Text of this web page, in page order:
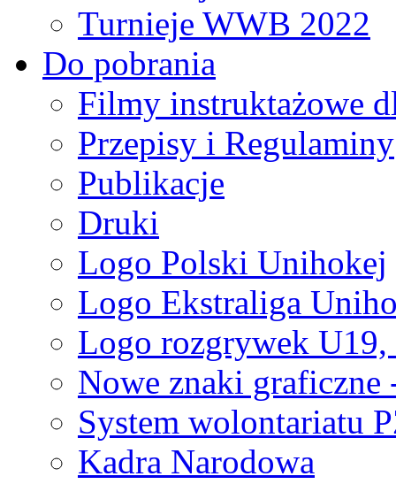
Turnieje WWB 2022
Do pobrania
Filmy instruktażowe
Przepisy i Regulaminy
Publikacje
Druki
Logo Polski Unihokej
Logo Ekstraliga
Logo rozgrywek
Nowe znaki graficzne
System wolontariatu
Kadra Narodowa